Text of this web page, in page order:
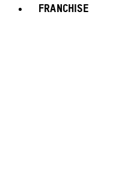
FRANCHISE